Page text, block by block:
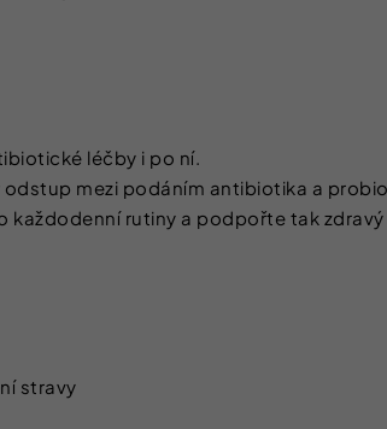
léčby i po ní.
mezi podáním antibiotika a
rutiny a podpořte tak
stravy